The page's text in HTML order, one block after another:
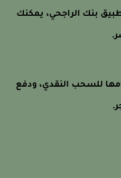
بنك الراجحي، يمكنك
للسحب النقدي، ودفع